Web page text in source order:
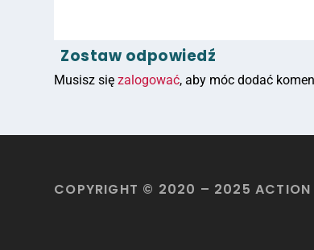
Zostaw odpowiedź
Musisz sięzalogować, aby móc dodać
COPYRIGHT © 2020 – 2025 ACTION